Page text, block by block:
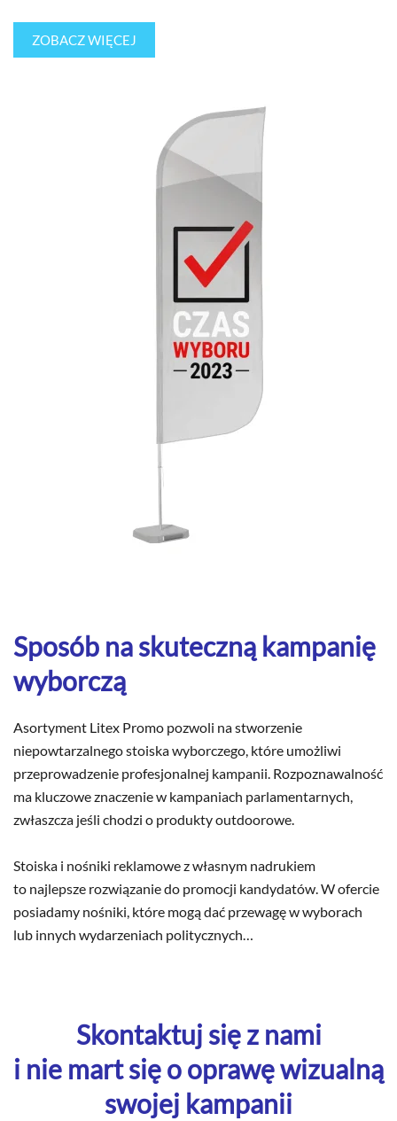
ZOBACZ WIĘCEJ
Sposób na skuteczną kampanię
wyborczą
Asortyment Litex Promo pozwoli na stworzenie
niepowtarzalnego stoiska wyborczego, które umożliwi
przeprowadzenie profesjonalnej kampanii. Rozpoznawalność
ma kluczowe znaczenie w kampaniach parlamentarnych,
zwłaszcza jeśli chodzi o produkty outdoorowe.
Stoiska i nośniki reklamowe z własnym nadrukiem
to najlepsze rozwiązanie do promocji kandydatów. W ofercie
posiadamy nośniki, które mogą dać przewagę w wyborach
lub innych wydarzeniach politycznych…
Skontaktuj się z nami
i nie mart się o oprawę wizualną
swojej kampanii